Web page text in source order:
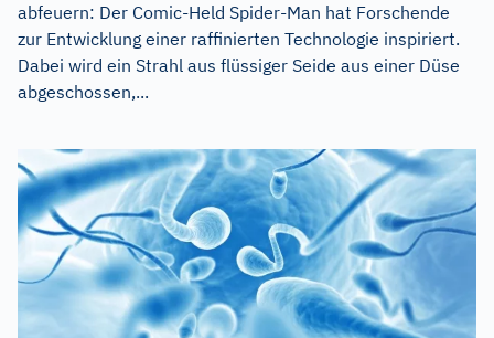
abfeuern: Der Comic-Held Spider-Man hat Forschende
zur Entwicklung einer raffinierten Technologie inspiriert.
Dabei wird ein Strahl aus flüssiger Seide aus einer Düse
abgeschossen,...